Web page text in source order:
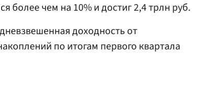
более чем на 10% и достиг 2,4 трлн руб.
доходность от
по итогам первого квартала